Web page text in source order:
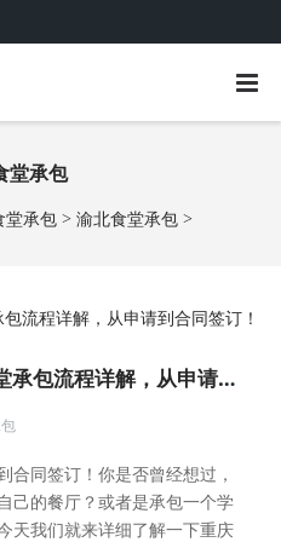
堂承包
堂承包> 渝北食堂承包>
重庆食堂承包流程-重庆食堂承包流程详解，从申请到合同签订！
合同签订！你是否曾经想过，
己的餐厅？或者是承包一个学
天我们就来详细了解一下重庆